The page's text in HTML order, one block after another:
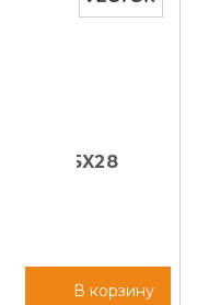
В корзину